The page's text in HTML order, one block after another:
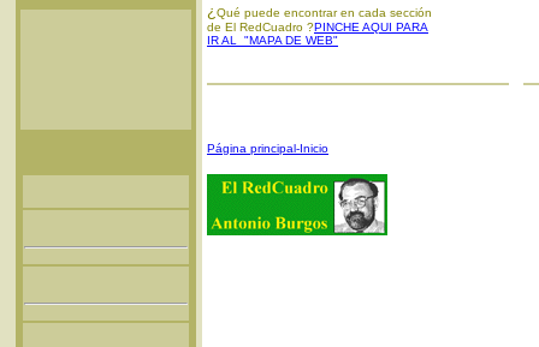
¿ Qué puede encontrar en cada sección
de El RedCuadro ?PINCHE AQUI PARA
IR AL "MAPA DE WEB"
Página principal-Inicio